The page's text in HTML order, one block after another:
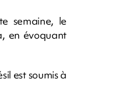
semaine, le
en évoquant
est soumis à